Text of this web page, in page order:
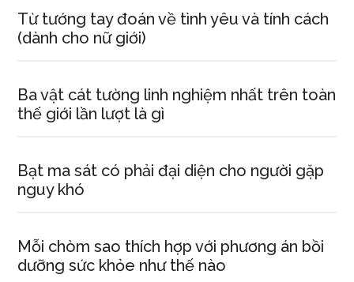
Từ tướng tay đoán về tình yêu và tính cách
(dành cho nữ giới)
Ba vật cát tường linh nghiệm nhất trên toàn
thế giới lần lượt là gì
Bạt ma sát có phải đại diện cho người gặp
nguy khó
Mỗi chòm sao thích hợp với phương án bồi
dưỡng sức khỏe như thế nào